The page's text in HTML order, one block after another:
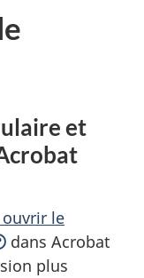
et
le
dans Acrobat
plus